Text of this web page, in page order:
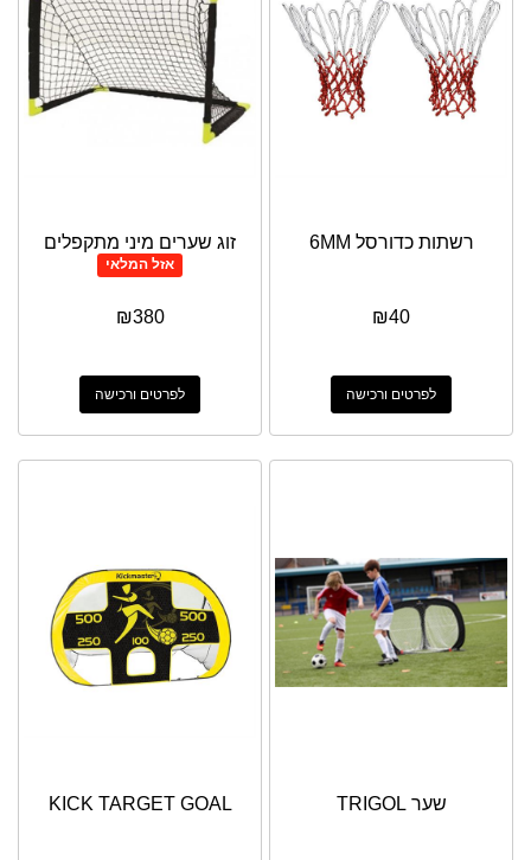
רשתות כדורסל 6MM
₪40
לפרטים ורכישה
זוג שערים מיני מתקפלים
אזל המלאי
₪380
לפרטים ורכישה
שער TRIGOL KICK TARGET GOAL